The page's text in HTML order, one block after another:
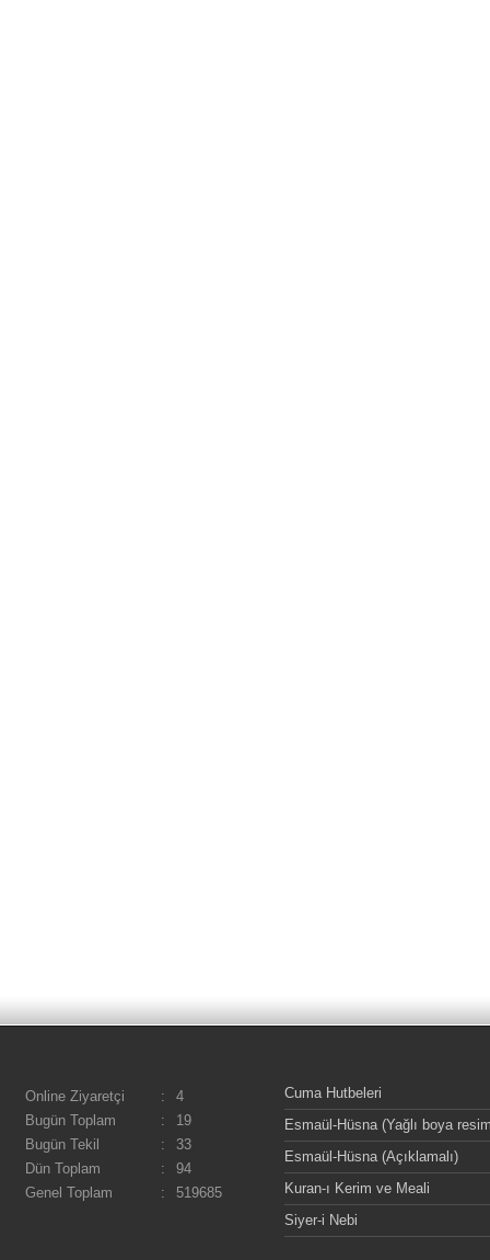
Online Ziyaretçi :
4
Bugün Toplam
:
19
Bugün Tekil
:
33
Dün Toplam
:
94
Genel Toplam
: 519685
Cuma Hutbeleri
Esmaül-Hüsna (Yağlı boya
Esmaül-Hüsna (Açıklamalı)
Kuran-ı Kerim ve Meali
Siyer-i Nebi